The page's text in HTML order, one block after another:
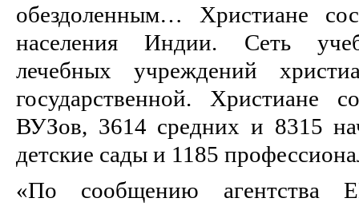
обездоленным… Христиане
населения Индии. Сеть
лечебных учреждений
государственной. Христиане
ВУЗов, 3614 средних и 8315
детские сады и 1185
«По сообщению